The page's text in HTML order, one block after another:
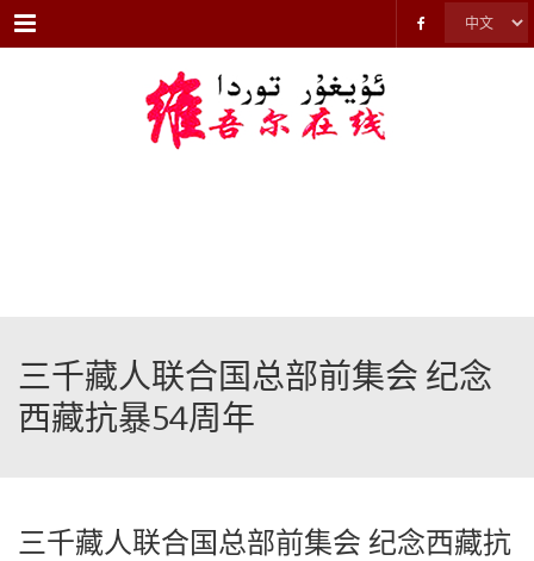
Menu
三千藏人联合国总部前集会 纪念
西藏抗暴54周年
三千藏人联合国总部前集会 纪念西藏抗